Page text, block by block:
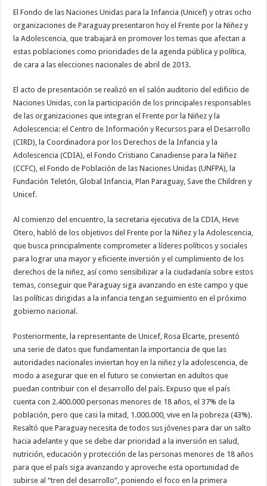
El Fondo de las Naciones Unidas para la Infancia (Unicef) y otras ocho
organizaciones de Paraguay presentaron hoy el Frente por la Niñez y
la Adolescencia, que trabajará en promover los temas que afectan a
estas poblaciones como prioridades de la agenda pública y política,
de cara a las elecciones nacionales de abril de 2013.
El acto de presentación se realizó en el salón auditorio del edificio de
Naciones Unidas, con la participación de los principales responsables
de las organizaciones que integran el Frente por la Niñez y la
Adolescencia: el Centro de Información y Recursos para el Desarrollo
(CIRD), la Coordinadora por los Derechos de la Infancia y la
Adolescencia (CDIA), el Fondo Cristiano Canadiense para la Niñez
(CCFC), el Fondo de Población de las Naciones Unidas (UNFPA), la
Fundación Teletón, Global Infancia, Plan Paraguay, Save the Children y
Unicef.
Al comienzo del encuentro, la secretaria ejecutiva de la CDIA, Heve
Otero, habló de los objetivos del Frente por la Niñez y la Adolescencia,
que busca principalmente comprometer a líderes políticos y sociales
para lograr una mayor y eficiente inversión y el cumplimiento de los
derechos de la niñez, así como sensibilizar a la ciudadanía sobre estos
temas, conseguir que Paraguay siga avanzando en este campo y que
las políticas dirigidas a la infancia tengan seguimiento en el próximo
gobierno nacional.
Posteriormente, la representante de Unicef, Rosa Elcarte, presentó
una serie de datos que fundamentan la importancia de que las
autoridades nacionales inviertan hoy en la niñez y la adolescencia, de
modo a asegurar que en el futuro se conviertan en adultos que
puedan contribuir con el desarrollo del país. Expuso que el país
cuenta con 2.400.000 personas menores de 18 años, el 37% de la
población, pero que casi la mitad, 1.000.000, vive en la pobreza (43%).
Resaltó que Paraguay necesita de todos sus jóvenes para dar un salto
hacia adelante y que se debe dar prioridad a la inversión en salud,
nutrición, educación y protección de las personas menores de 18 años
para que el país siga avanzando y aproveche esta oportunidad de
subirse al “tren del desarrollo”, poniendo el foco en la primera